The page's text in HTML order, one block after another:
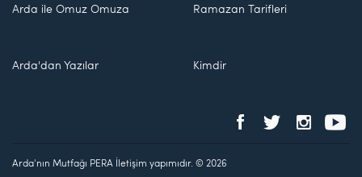
Arda ile Omuz Omuza Ramazan Tarifleri
Arda'dan Yazılar Kimdir
Arda'nın Mutfağı PERA İletişim yapımıdır. © 2026